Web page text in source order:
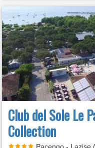
Club del Sole Le
Collection
Pacengo - Lazise